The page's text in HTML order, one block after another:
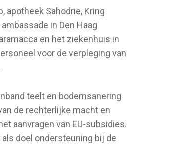
apotheek Sahodrie, Kring
in Den Haag
en het ziekenhuis in
voor de verpleging van
teelt en bodemsanering
de rechterlijke macht en
aanvragen van EU-subsidies.
doel ondersteuning bij de